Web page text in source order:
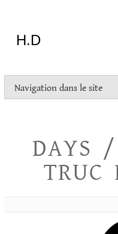
H.D
Navigation dans le site
DAYS
TRUC